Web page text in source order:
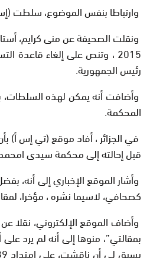
وارتباطا بنفس الموضوع، سلطت
رئيس الجمهورية.
وأضافت أنه يمكن لهذه السلطات،
المحكمة.
في الجزائر ، أفاد موقع (تي إس أ)
قبل إحالته إلى محكمة سيدى امحمد
وأشار الموقع الإخباري إلى أنه،
كصحافي، لاسيما نشره ، مؤخرا،
وأضاف الموقع الإلكتروني، نقلا
بمقالتي”، منوها إلى أنه لم